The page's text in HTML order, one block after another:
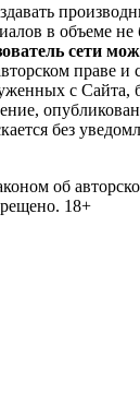
в объеме не
сети
праве
с Сайта,
без
об
18+